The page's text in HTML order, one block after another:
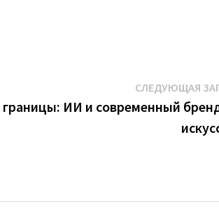
СЛЕДУЮЩАЯ
границы: ИИ и современный